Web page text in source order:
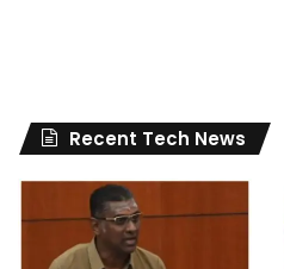
Recent Tech News